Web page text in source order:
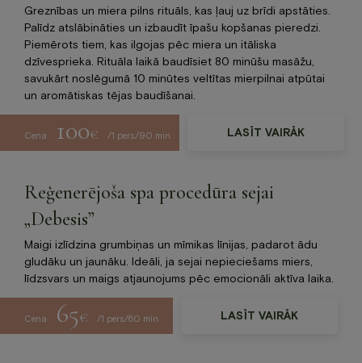
Greznības un miera pilns rituāls, kas ļauj uz brīdi apstāties.
Palīdz atslābināties un izbaudīt īpašu kopšanas pieredzi.
Piemērots tiem, kas ilgojas pēc miera un itāliska
dzīvesprieka. Rituāla laikā baudīsiet 80 minūšu masāžu,
savukārt noslēgumā 10 minūtes veltītas mierpilnai atpūtai
un aromātiskas tējas baudīšanai.
LASĪT VAIRĀK
Cena 100€ /1 pers./90 min.
Reģenerējoša spa procedūra sejai
„Debesis”
Maigi izlīdzina grumbiņas un mīmikas līnijas, padarot ādu
gludāku un jaunāku. Ideāli, ja sejai nepieciešams miers,
līdzsvars un maigs atjaunojums pēc emocionāli aktīva laika.
LASĪT VAIRĀK
Cena 65€ /1 pers./60 min.